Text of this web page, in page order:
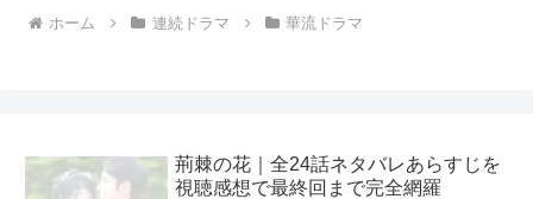
ホーム 連続ドラマ 華流ドラマ
荊棘の花｜全24話ネタバレあらすじを
視聴感想で最終回まで完全網羅